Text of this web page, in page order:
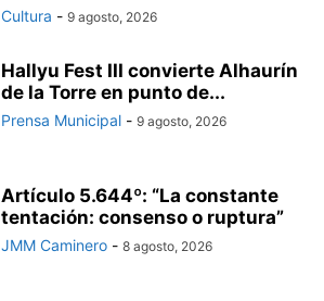
Cultura - 9 agosto, 2026
Hallyu Fest III convierte Alhaurín
de la Torre en punto de...
Prensa Municipal - 9 agosto, 2026
Artículo 5.644º: “La constante
tentación: consenso o ruptura”
JMM Caminero - 8 agosto, 2026